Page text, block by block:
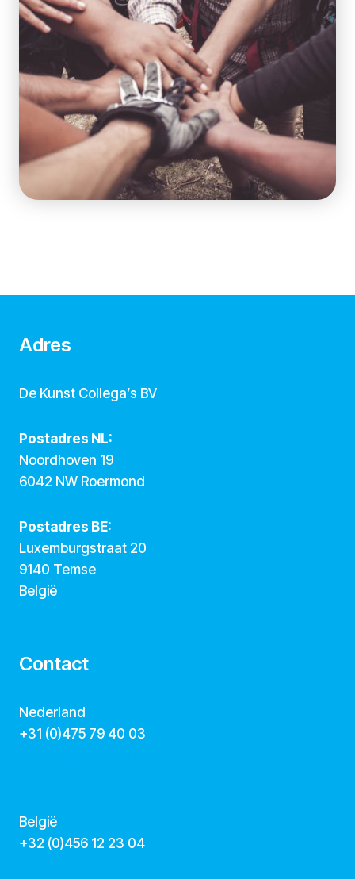
Adres
De Kunst Collega’s BV
Postadres NL:
Noordhoven 19
6042 NW Roermond
Postadres BE:
Luxemburgstraat 20
9140 Temse
België
Contact
Nederland
+31 (0)475 79 40 03
België
‭+32 (0)456 12 23 04‬